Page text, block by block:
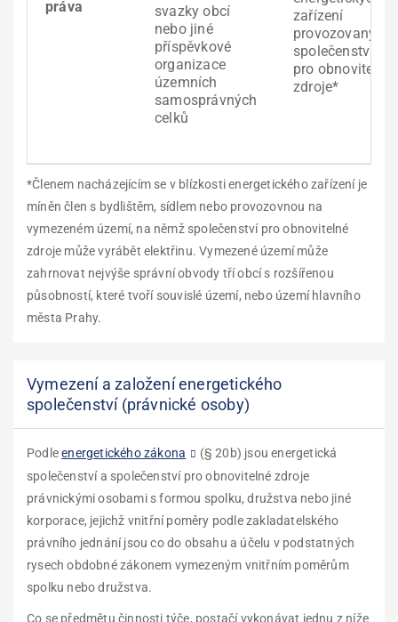
práva
svazky obcí
nebo jiné
příspěvkové
organizace
územních
samosprávných
celků
zařízení
provozovaných
společenstvím
pro obnovitelné
zdroje*
*Členem nacházejícím se v blízkosti energetického zařízení je
míněn člen s bydlištěm, sídlem nebo provozovnou na
vymezeném území, na němž společenství pro obnovitelné
zdroje může vyrábět elektřinu. Vymezené území může
zahrnovat nejvýše správní obvody tří obcí s rozšířenou
působností, které tvoří souvislé území, nebo území hlavního
města Prahy.
Vymezení a založení energetického
společenství (právnické osoby)
Podleenergetického zákona
(§ 20b) jsou energetická
společenství a společenství pro obnovitelné zdroje
právnickými osobami s formou spolku, družstva nebo jiné
korporace, jejichž vnitřní poměry podle zakladatelského
právního jednání jsou co do obsahu a účelu v podstatných
rysech obdobné zákonem vymezeným vnitřním poměrům
spolku nebo družstva.
Co se předmětu činnosti týče, postačí vykonávat jednu z níže